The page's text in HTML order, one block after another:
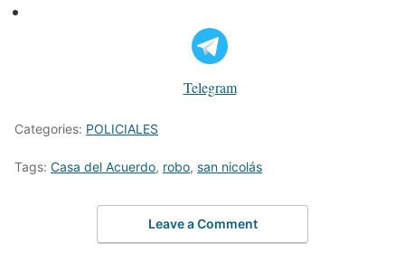
Telegram
Categories: POLICIALES
Tags: Casa del Acuerdo, robo, san nicolás
Leave a Comment